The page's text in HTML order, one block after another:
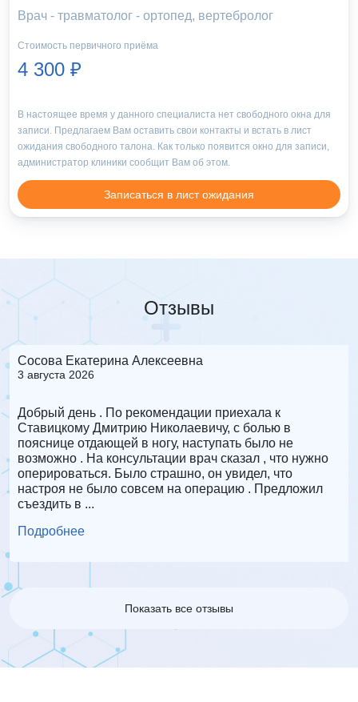
Врач - травматолог - ортопед, вертебролог
Стоимость первичного приёма
4 300 ₽
В настоящее время у данного специалиста нет свободного окна для
записи. Предлагаем Вам оставить свои контакты и встать в лист
ожидания свободного талона. Как только появится окно для записи,
администратор клиники сообщит Вам об этом.
Записаться в лист ожидания
Отзывы
Сосова Екатерина Алексеевна
3 августа 2026
Добрый день . По рекомендации приехала к
Ставицкому Дмитрию Николаевичу, с болью в
пояснице отдающей в ногу, наступать было не
возможно . На консультации врач сказал , что нужно
оперироваться. Было страшно, он увидел, что
настроя не было совсем на операцию . Предложил
съездить в ...
Подробнее
Показать все отзывы